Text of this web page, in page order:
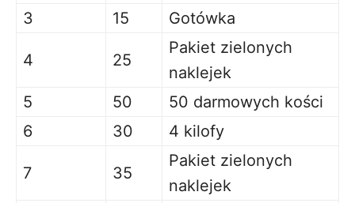
3
15 Gotówka
4 25
Pakiet zielonych
naklejek
5
50
50 darmowych kości
6
30 4 kilofy
7 35
Pakiet zielonych
naklejek